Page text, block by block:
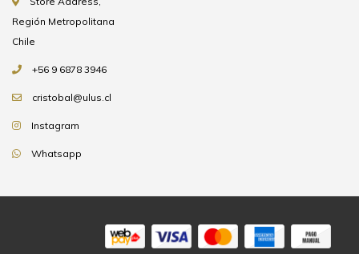
Región Metropolitana
Chile
+56 9 6878 3946
cristobal@ulus.cl
Instagram
Whatsapp